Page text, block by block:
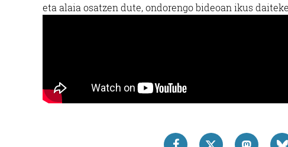
eta alaia osatzen dute, ondorengo bideoan ikus